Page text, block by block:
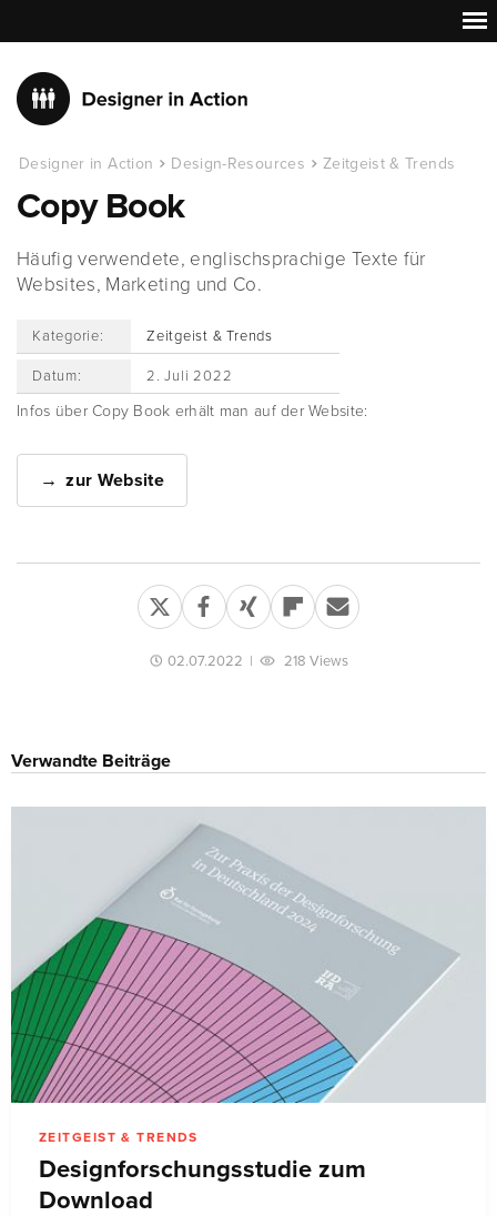
Designer in Action Design-Resources Zeitgeist & Trends
Copy Book
Häufig verwendete, englischsprachige Texte für
Websites, Marketing und Co.
Kategorie: Zeitgeist & Trends
Datum: 2. Juli 2022
Infos über Copy Book erhält man auf der Website:
zur Website
02.07.2022 | 218 Views
Verwandte Beiträge
ZEITGEIST & TRENDS
Designforschungsstudie zum
Download